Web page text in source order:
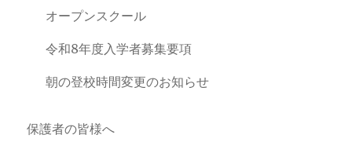
オープンスクール
令和8年度入学者募集要項
朝の登校時間変更のお知らせ
保護者の皆様へ